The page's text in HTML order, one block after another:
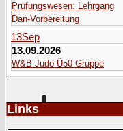
Prüfungswesen: Lehrgang
Dan-Vorbereitung
13Sep
13.09.2026
W&B Judo Ü50 Gruppe
Links